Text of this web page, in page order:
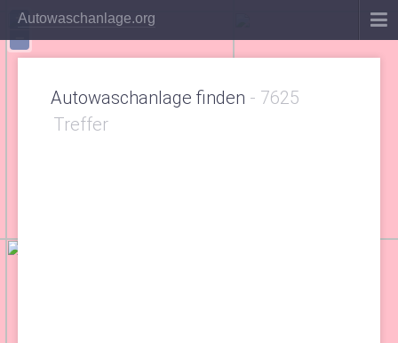
Autowaschanlage.org
Autowaschanlage finden - 7625
Treffer
+
−